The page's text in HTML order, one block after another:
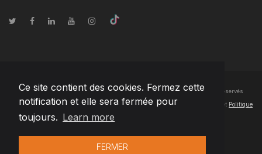
Ce site contient des cookies. Fermez cette
notification et elle sera fermée pour
toujours. Learn more
FERMER
© Droits d'auteur2026 Team Extension SA France- Tous les droits sont réservés
Changelog● En utilisant ce site, vous acceptez nos Conditions d'utilisation et Politique
de confidentialité